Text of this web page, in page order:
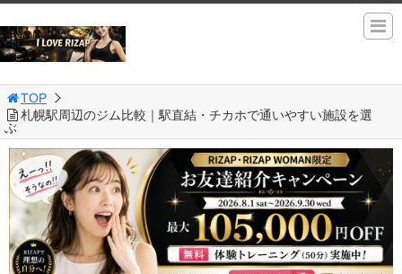
TOP
札幌駅周辺のジム比較｜駅直結・チカホで通いやすい施設を選
ぶ